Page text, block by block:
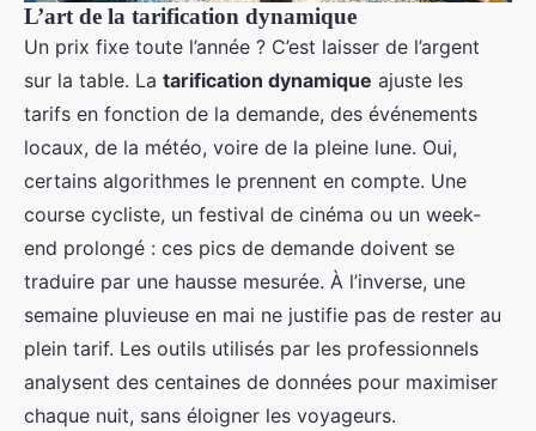
L’art de la tarification dynamique
Un prix fixe toute l’année ? C’est laisser de l’argent
sur la table. La tarification dynamique ajuste les
tarifs en fonction de la demande, des événements
locaux, de la météo, voire de la pleine lune. Oui,
certains algorithmes le prennent en compte. Une
course cycliste, un festival de cinéma ou un week-
end prolongé : ces pics de demande doivent se
traduire par une hausse mesurée. À l’inverse, une
semaine pluvieuse en mai ne justifie pas de rester au
plein tarif. Les outils utilisés par les professionnels
analysent des centaines de données pour maximiser
chaque nuit, sans éloigner les voyageurs.